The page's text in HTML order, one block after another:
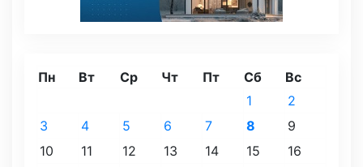
Пн Вт Ср Чт Пт Сб Вс
1
2
3
4 5 6 7 8
9
10
11 12 13 14 15
16